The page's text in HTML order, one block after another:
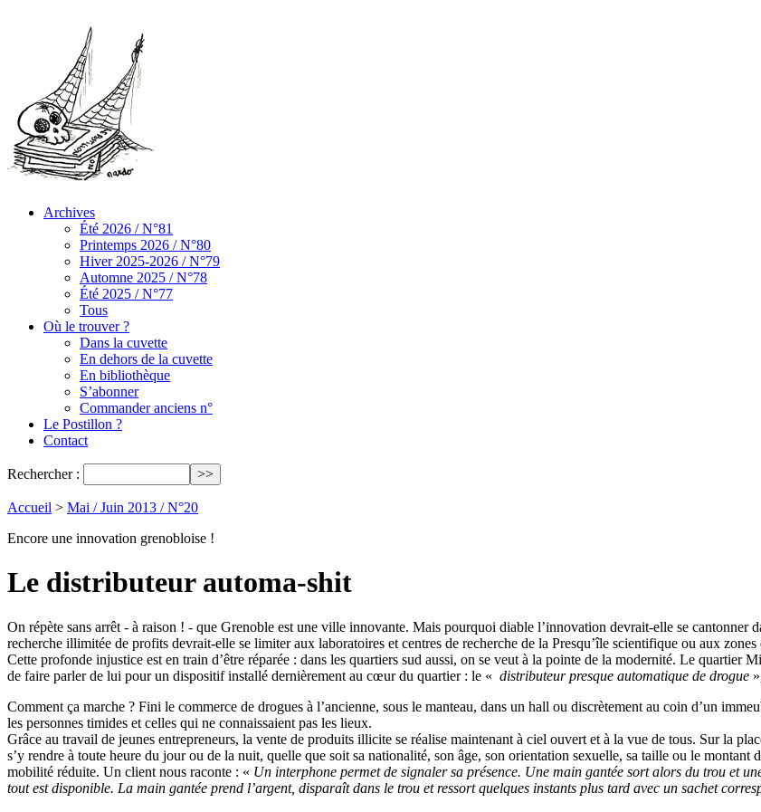
Archives
Été 2026 / N°81
Printemps 2026 / N°80
Hiver 2025-2026 / N°79
Automne 2025 / N°78
Été 2025 / N°77
Tous
Où le trouver ?
Dans la cuvette
En dehors de la cuvette
En bibliothèque
S’abonner
Commander anciens n°
Le Postillon ?
Contact
Rechercher :
Accueil > Mai / Juin 2013 / N°20
Encore une innovation grenobloise !
Le distributeur automa-shit
On répète sans arrêt - à raison ! - que Grenoble est une ville innovante. Mais pourquoi diable l’innovation devrait-elle se cantonner
recherche illimitée de profits devrait-elle se limiter aux laboratoires et centres de recherche de la Presqu’île scientifique ou aux
Cette profonde injustice est en train d’être réparée : dans les quartiers sud aussi, on se veut à la pointe de la modernité. Le quartier
de faire parler de lui pour un dispositif installé dernièrement au cœur du quartier : le « distributeur presque automatique de drogue
Comment ça marche ? Fini le commerce de drogues à l’ancienne, sous le manteau, dans un hall ou discrètement au coin d’un
les personnes timides et celles qui ne connaissaient pas les lieux.
Grâce au travail de jeunes entrepreneurs, la vente de produits illicite se réalise maintenant à ciel ouvert et à la vue de tous. Sur la
s’y rendre à toute heure du jour ou de la nuit, quelle que soit sa nationalité, son âge, son orientation sexuelle, sa taille ou le montant
mobilité réduite. Un client nous raconte : « Un interphone permet de signaler sa présence. Une main gantée sort alors du trou et
tout est disponible. La main gantée prend l’argent, disparaît dans le trou et ressort quelques instants plus tard avec un sachet